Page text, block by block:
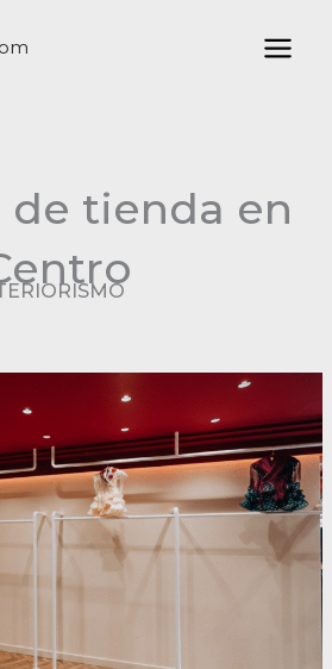
de tienda en